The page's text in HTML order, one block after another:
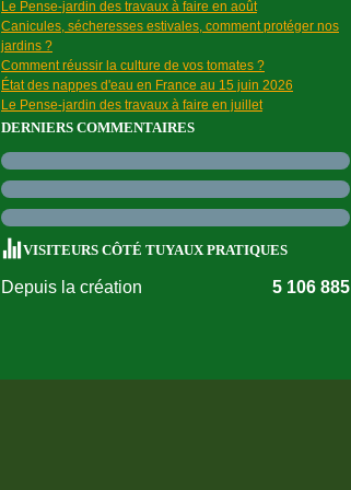
Le Pense-jardin des travaux à faire en août
Canicules, sécheresses estivales, comment protéger nos
jardins ?
Comment réussir la culture de vos tomates ?
État des nappes d'eau en France au 15 juin 2026
Le Pense-jardin des travaux à faire en juillet
DERNIERS COMMENTAIRES
VISITEURS CÔTÉ TUYAUX PRATIQUES
Depuis la création 5 106 885